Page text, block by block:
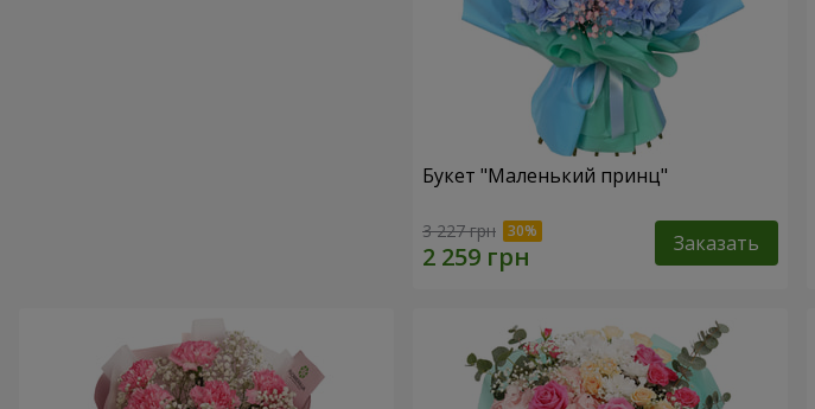
Букет "Маленький принц"
3 227 грн Заказать